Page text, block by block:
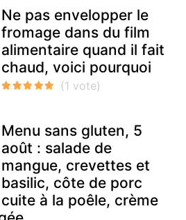
Ne pas envelopper le
fromage dans du film
alimentaire quand il fait
chaud, voici pourquoi
Menu sans gluten, 5
août : salade de
mangue, crevettes et
basilic, côte de porc
cuite à la poêle, crème